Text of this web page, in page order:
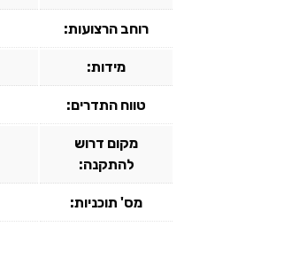
רוחב הרצועות:
מידות:
טווח התדרים:
מקום דרוש
להתקנה:
מס' תוכניות: